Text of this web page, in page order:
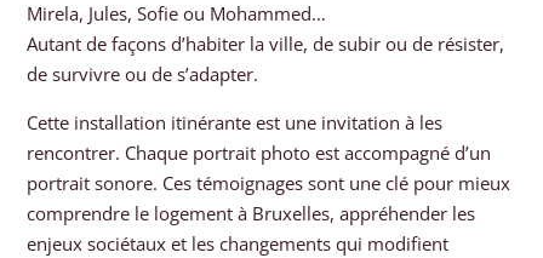
Mirela, Jules, Sofie ou Mohammed…
Autant de façons d’habiter la ville, de subir ou de résister,
de survivre ou de s’adapter.
Cette installation itinérante est une invitation à les
rencontrer. Chaque portrait photo est accompagné d’un
portrait sonore. Ces témoignages sont une clé pour mieux
comprendre le logement à Bruxelles, appréhender les
enjeux sociétaux et les changements qui modifient